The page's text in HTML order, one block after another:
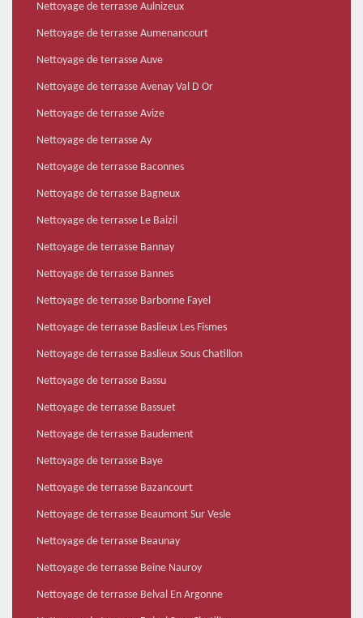
Nettoyage de terrasse Aulnizeux
Nettoyage de terrasse Aumenancourt
Nettoyage de terrasse Auve
Nettoyage de terrasse Avenay Val D Or
Nettoyage de terrasse Avize
Nettoyage de terrasse Ay
Nettoyage de terrasse Baconnes
Nettoyage de terrasse Bagneux
Nettoyage de terrasse Le Baizil
Nettoyage de terrasse Bannay
Nettoyage de terrasse Bannes
Nettoyage de terrasse Barbonne Fayel
Nettoyage de terrasse Baslieux Les Fismes
Nettoyage de terrasse Baslieux Sous Chatillon
Nettoyage de terrasse Bassu
Nettoyage de terrasse Bassuet
Nettoyage de terrasse Baudement
Nettoyage de terrasse Baye
Nettoyage de terrasse Bazancourt
Nettoyage de terrasse Beaumont Sur Vesle
Nettoyage de terrasse Beaunay
Nettoyage de terrasse Beine Nauroy
Nettoyage de terrasse Belval En Argonne